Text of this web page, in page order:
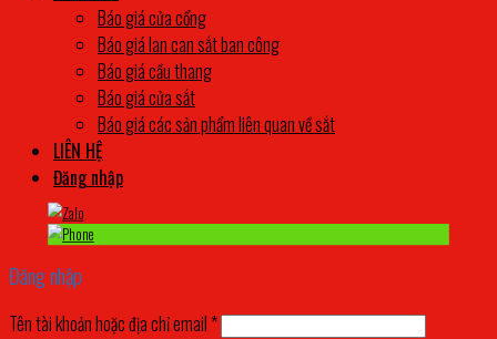
Báo giá cửa cổng
Báo giá lan can sắt ban công
Báo giá cầu thang
Báo giá cửa sắt
Báo giá các sản phẩm liên quan về sắt
LIÊN HỆ
Đăng nhập
Đăng nhập
Tên tài khoản hoặc địa chỉ email *